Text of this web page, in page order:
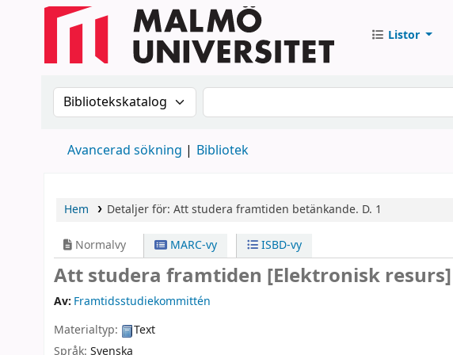
Listor
Sök i katalogen efter:Sök i katalogen
Avancerad sökning Bibliotek
Hem Detaljer för: Att studera framtiden betänkande. D. 1
Normalvy MARC-vy ISBD-vy
Att studera framtiden [Elektronisk resurs]
Av: Framtidsstudiekommittén
Materialtyp:
Text
Språk: Svenska